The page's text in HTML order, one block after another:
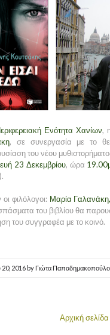
Ενότητα Χανίων,
, σε συνεργασία με το
του νέου
23 Δεκεμβρίου, ώρα
φιλόλογοι:Μαρία
του βιβλίου θα
του συγγραφέα με το κοινό.
20, 2016 by Γιώτα
Αρχική σελίδα